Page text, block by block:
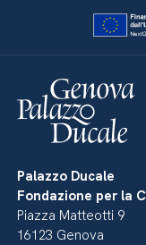
Palazzo Ducale
Fondazione per la
Piazza Matteotti 9
16123 Genova